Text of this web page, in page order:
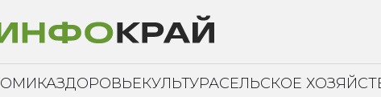
ЗДОРОВЬЕКУЛЬТУРАСЕЛЬСКОЕ